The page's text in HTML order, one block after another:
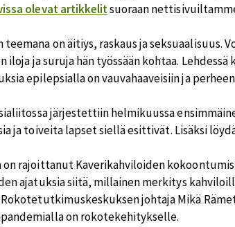
olevat artikkelitsuoraan
teemana on äitiys, raskaus ja
iloja ja suruja hän työssään kohtaa.
epilepsialla on vauvahaaveisiin ja
järjestettiin helmikuussa
ja toiveita lapset siellä esittivät. Lisäksi
on rajoittanut Kaverikahviloiden
ajatuksia siitä, millainen merkitys
Rokotetutkimuskeskuksen johtaja Mikä
on rokotekehitykselle.